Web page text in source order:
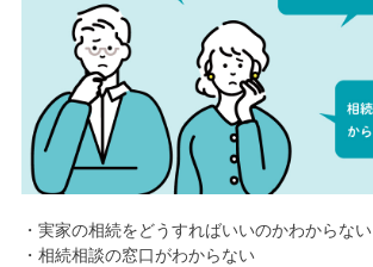
・実家の相続をどうすればいいのかわからない
・相続相談の窓口がわからない